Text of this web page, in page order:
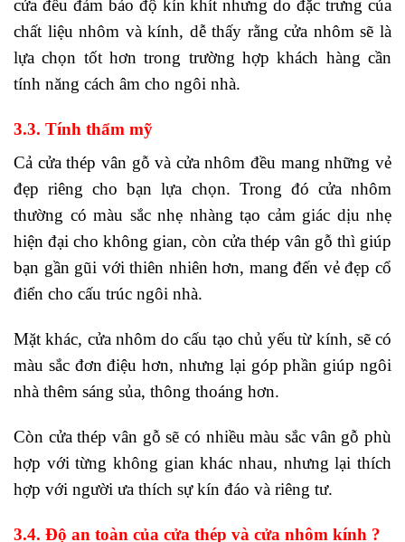
cửa đều đảm bảo độ kín khít nhưng do đặc trưng của
chất liệu nhôm và kính, dễ thấy rằng cửa nhôm sẽ là
lựa chọn tốt hơn trong trường hợp khách hàng cần
tính năng cách âm cho ngôi nhà.
3.3. Tính thẩm mỹ
Cả cửa thép vân gỗ và cửa nhôm đều mang những vẻ
đẹp riêng cho bạn lựa chọn. Trong đó cửa nhôm
thường có màu sắc nhẹ nhàng tạo cảm giác dịu nhẹ
hiện đại cho không gian, còn cửa thép vân gỗ thì giúp
bạn gần gũi với thiên nhiên hơn, mang đến vẻ đẹp cổ
điển cho cấu trúc ngôi nhà.
Mặt khác, cửa nhôm do cấu tạo chủ yếu từ kính, sẽ có
màu sắc đơn điệu hơn, nhưng lại góp phần giúp ngôi
nhà thêm sáng sủa, thông thoáng hơn.
Còn cửa thép vân gỗ sẽ có nhiều màu sắc vân gỗ phù
hợp với từng không gian khác nhau, nhưng lại thích
hợp với người ưa thích sự kín đáo và riêng tư.
3.4. Độ an toàn của cửa thép và cửa nhôm kính ?